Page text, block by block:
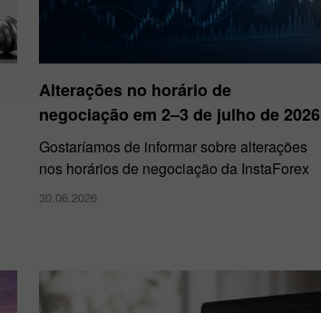
Alterações no horário de
negociação em 2–3 de julho de 2026
Gostaríamos de informar sobre alterações
nos horários de negociação da InstaForex
30.06.2026